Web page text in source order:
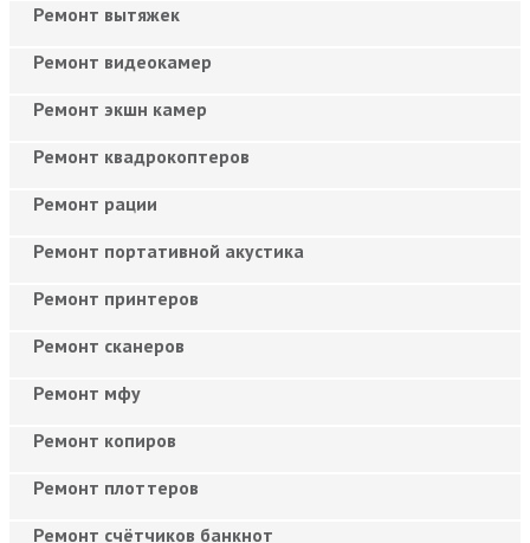
Ремонт вытяжек
Ремонт видеокамер
Ремонт экшн камер
Ремонт квадрокоптеров
Ремонт рации
Ремонт портативной акустика
Ремонт принтеров
Ремонт сканеров
Ремонт мфу
Ремонт копиров
Ремонт плоттеров
Ремонт счётчиков банкнот